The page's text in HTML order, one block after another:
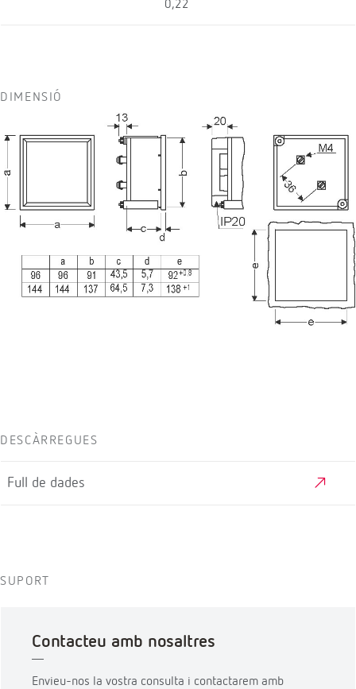
0,22
DIMENSIÓ
DESCÀRREGUES
Full de dades
SUPORT
Contacteu amb nosaltres
Envieu-nos la vostra consulta i contactarem amb